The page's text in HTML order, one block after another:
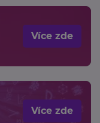
Více zde
Více zde